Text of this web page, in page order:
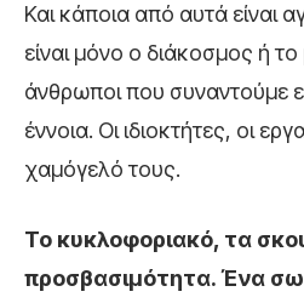
Και κάποια από αυτά είναι
είναι μόνο ο διάκοσμος ή το
άνθρωποι που συναντούμε
έννοια. Οι ιδιοκτήτες, οι
χαμόγελό τους.
Το κυκλοφοριακό, τα
προσβασιμότητα. Ένα